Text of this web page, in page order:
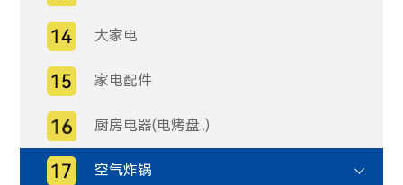
大家电
家电配件
厨房电器(电烤盘..)
空气炸锅